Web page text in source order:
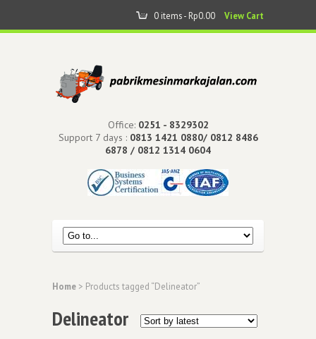
0 items - Rp0.00 View Cart
Office: 0251 - 8329302
Support 7 days : 0813 1421 0880/ 0812 8486
6878 / 0812 1314 0604
Home > Products tagged “Delineator”
Delineator